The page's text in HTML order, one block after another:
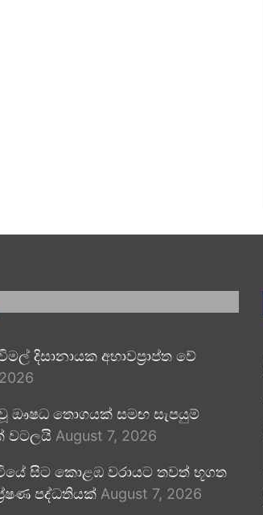
දිසානායක අභාවප්‍රාප්ත වේ
ඖෂධ තොගයක් සමඟ සැපයුම්
වටලයි August 7, 2026
සිට කොළඹ වරායට තවත් භූගත
පද්ධතියක් August 7, 2026